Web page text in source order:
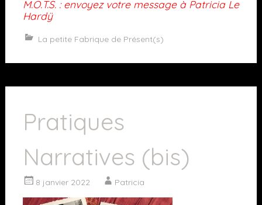
M.O.T.S. : envoyez votre message à Patricia Le
Hardÿ
La petite Fabrique de Présent(s)
Pratiques
Narratives (bis)
8 janvier 2022 Patricia